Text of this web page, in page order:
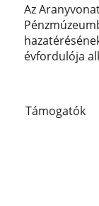
Az
évfordulója
Támogatók